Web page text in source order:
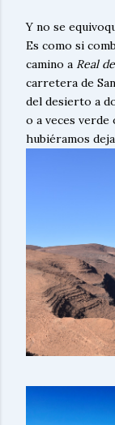
Y no se
Es como si
camino a Real
carretera de
del desierto a
o a veces verde
hubiéramos